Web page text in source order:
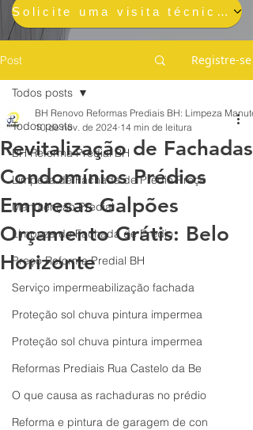
Solicite uma visita técnica gratuita e sem compromisso
Post Registre-se
Todos posts
BH Reforma Predial BH
Limpeza de Fachada de Prédio Preço
Manutenção Predial
Limpeza de Fachada de Prédio
Preço Reforma Predial BH
Serviço impermeabilização fachada
Proteção sol chuva pintura impermea
Proteção sol chuva pintura impermea
Reformas Prediais Rua Castelo da Be
O que causa as rachaduras no prédio
Reforma e pintura de garagem de con
Todos posts
Revitalização de Fachadas
Condomínios Prédios
Empresas Galpões
Orçamento Grátis: Belo
Horizonte
BH Renovo Reformas Prediais BH: Limpeza
10 de nov. de 2024 14 min de leitura